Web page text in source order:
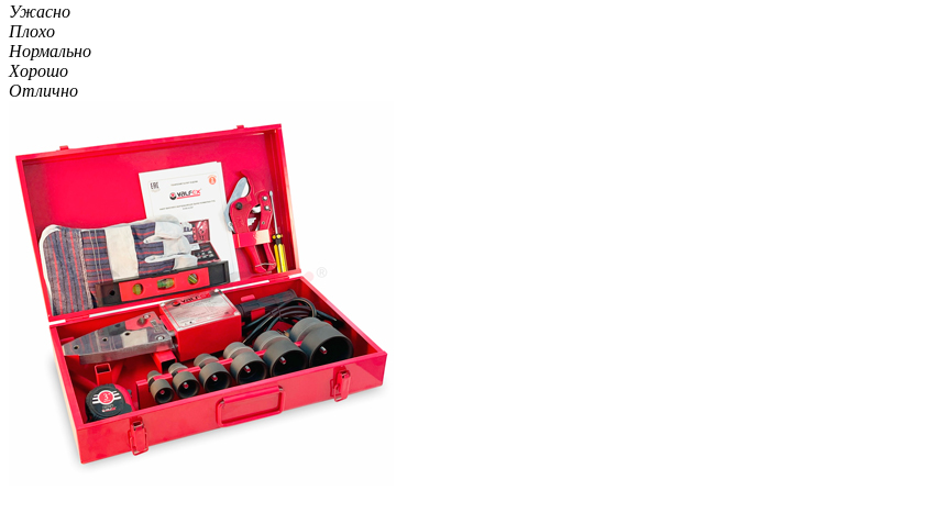
Ужасно
Плохо
Нормально
Хорошо
Отлично